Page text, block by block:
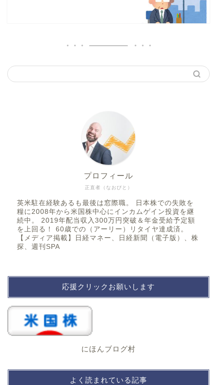
正直者（なおびと）
プロフィール
英米駐在経験あるも最後は窓際職。 日本株での失敗を
糧に2008年から米国株中心にインカムゲイン投資を継
続中。 2019年配当収入300万円突破＆年金受給予定額
を上回る！ 60歳での（アーリー）リタイヤ達成済。
【メディア掲載】日経マネー、日経新聞（電子版）、株
探、週刊SPA
応援クリックお願いします
にほんブログ村
よく読まれている記事